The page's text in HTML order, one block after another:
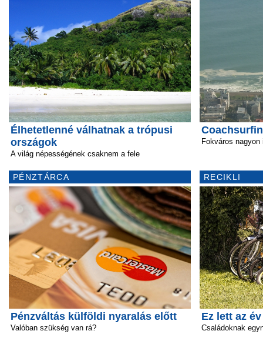
Élhetetlenné válhatnak a trópusi
országok
A világ népességének csaknem a fele
PÉNZTÁRCA
Pénzváltás külföldi nyaralás előtt
Valóban szükség van rá?
Fokváros
RECIKLI
Ez lett az
Családoknak